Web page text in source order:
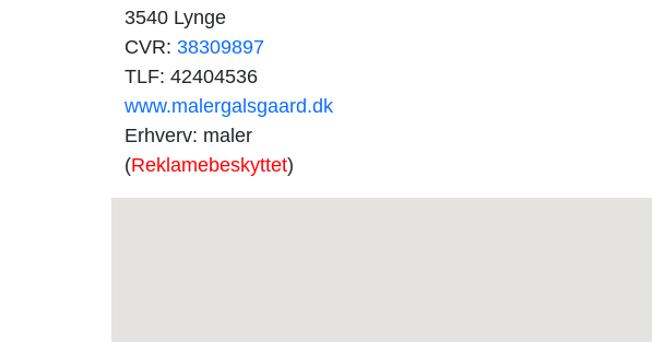
3540 Lynge
CVR: 38309897
TLF: 42404536
www.malergalsgaard.dk
Erhverv: maler
(Reklamebeskyttet)